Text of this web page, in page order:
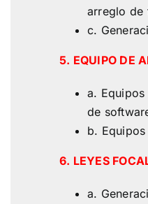
arreglo de
c.
5. EQUIPO DE
a.
de
b.
6. LEYES
a.